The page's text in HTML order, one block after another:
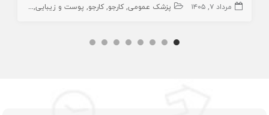
مرداد ۷, ۱۴۰۵ پزشک عمومی کارجو کارجو پوست و زیبایی زیبایی